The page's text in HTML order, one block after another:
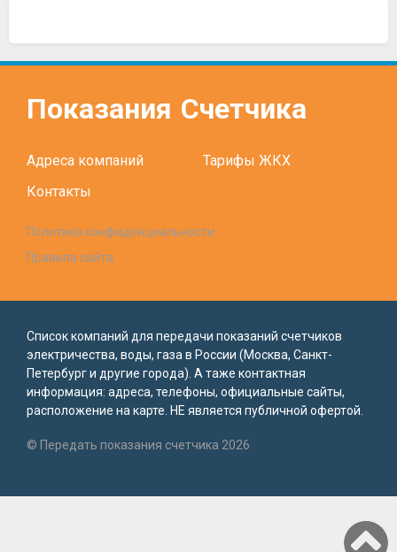
Показания Счетчика
Адреса компаний
Тарифы ЖКХ
Контакты
Политика конфиденциальности
Правила сайта
Список компаний для передачи показаний счетчиков
электричества, воды, газа в России (Москва, Санкт-
Петербург и другие города). А таже контактная
информация: адреса, телефоны, официальные сайты,
расположение на карте. НЕ является публичной офертой.
© Передать показания счетчика 2026